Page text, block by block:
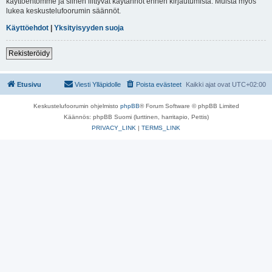
lukea keskustelufoorumin säännöt.
Käyttöehdot | Yksityisyyden suoja
Rekisteröidy
Etusivu Kaikki ajat ovat UTC+02:00
Poista evästeet
Viesti Ylläpidolle
Keskustelufoorumin ohjelmisto phpBB® Forum Software © phpBB Limited
Käännös: phpBB Suomi (lurttinen, harritapio, Pettis)
PRIVACY_LINK | TERMS_LINK